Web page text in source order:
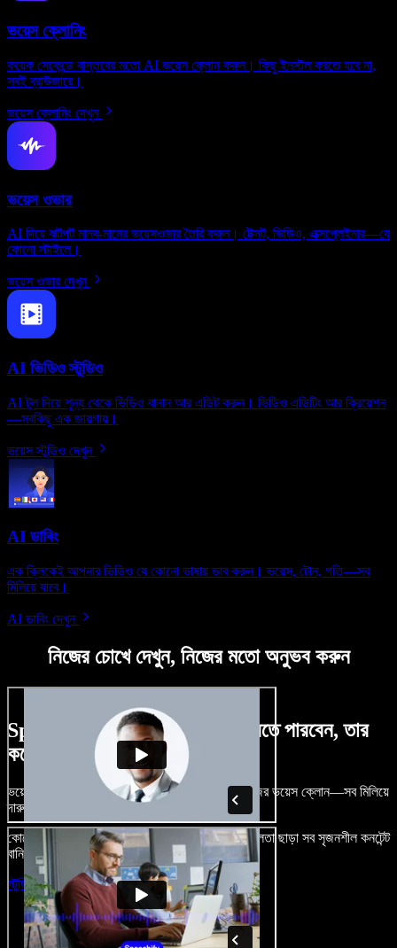
ভয়েস ক্লোনিং
কয়েক সেকেন্ডে বাস্তবের মতো AI ভয়েস ক্লোন করুন। কিছু ইনস্টল করতে হবে না,
সবই ব্রাউজারে।
ভয়েস ক্লোনিং দেখুন
ভয়েস ওভার
AI দিয়ে ঝটপট মানব-মানের ভয়েসওভার তৈরি করুন। টেক্সট, ভিডিও, এক্সপ্লেইনার—যে
কোনো স্টাইলে।
ভয়েস ওভার দেখুন
AI ভিডিও স্টুডিও
AI টুল দিয়ে শূন্য থেকে ভিডিও বানান আর এডিট করুন। ভিডিও এডিটিং আর ক্রিয়েশন
—সবকিছু এক জায়গায়।
ভয়েস স্টুডিও দেখুন
AI ডাবিং
এক ক্লিকেই আপনার ভিডিও যে কোনো ভাষায় ডাব করুন। ভয়েস, টোন, গতি—সব
মিলিয়ে যাবে।
AI ডাবিং দেখুন
নিজের চোখে দেখুন, নিজের মতো অনুভব করুন
Speechify Studio দিয়ে কী কী করতে পারবেন, তার
কয়েকটা উদাহরণ দেখুন
ভয়েসওভার, রয়্যালটি-ফ্রি ছবি, অডিও, ভিডিও যোগ, নিজের ভয়েস ক্লোন—সব মিলিয়ে
দারুণ মনে রাখার মতো অডিও-ভিডিও প্রজেক্ট বানান।
কোনো শেখার ঝামেলা নেই, শুধু ব্রাউজারে খুলুন—আর দুর্বলতা ছাড়া সব সৃজনশীল কনটেন্ট
বানিয়ে ফেলুন।
স্টুডিও চালু করুন